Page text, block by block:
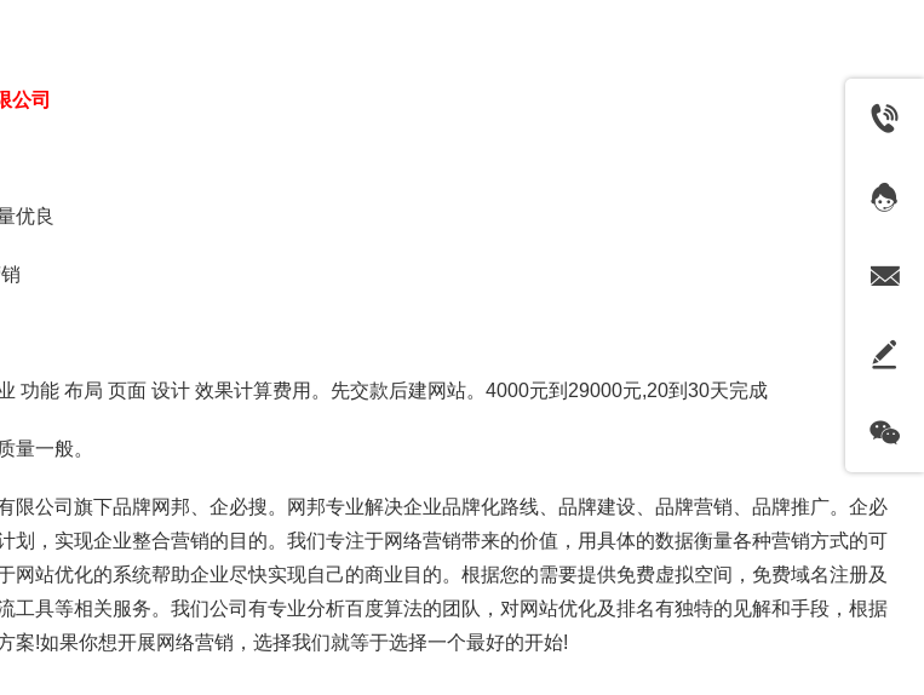
公司
优良
功能 布局 页面 设计 效果计算费用。先交款后建网站。4000元到29000元,20到30天完成
量一般。
限公司旗下品牌网邦、企必搜。网邦专业解决企业品牌化路线、品牌建设、品牌营销、品牌推广。企必
划，实现企业整合营销的目的。我们专注于网络营销带来的价值，用具体的数据衡量各种营销方式的可
网站优化的系统帮助企业尽快实现自己的商业目的。根据您的需要提供免费虚拟空间，免费域名注册及
工具等相关服务。我们公司有专业分析百度算法的团队，对网站优化及排名有独特的见解和手段，根据
案!如果你想开展网络营销，选择我们就等于选择一个最好的开始!